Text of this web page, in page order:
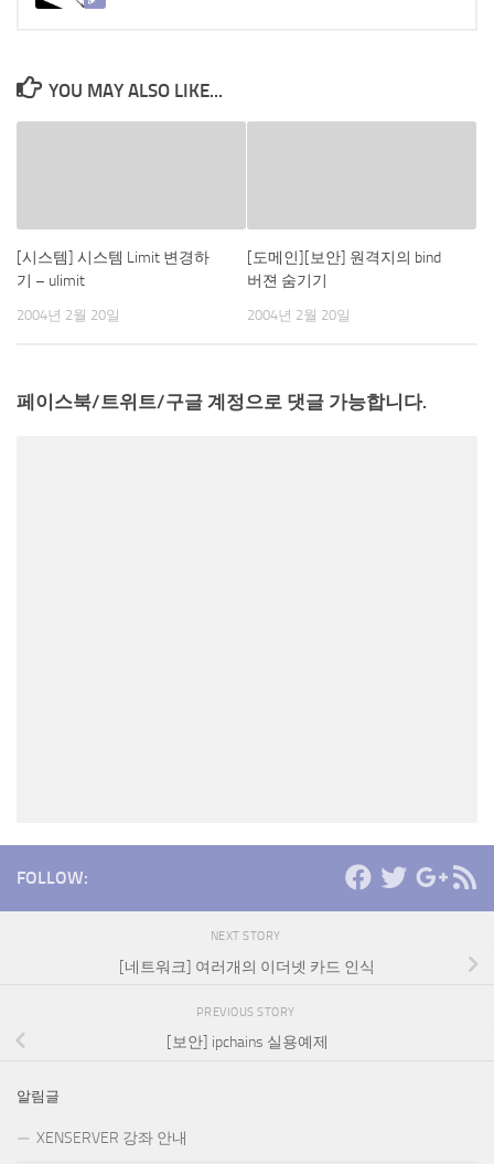
YOU MAY ALSO LIKE...
[시스템] 시스템 Limit 변경하
기 – ulimit
2004년 2월 20일
[도메인][보안] 원격지의 bind
버젼 숨기기
2004년 2월 20일
페이스북/트위트/구글 계정으로 댓글 가능합니다.
FOLLOW:
NEXT STORY
[네트워크] 여러개의 이더넷 카드 인식
PREVIOUS STORY
[보안] ipchains 실용예제
알림글
XENSERVER 강좌 안내